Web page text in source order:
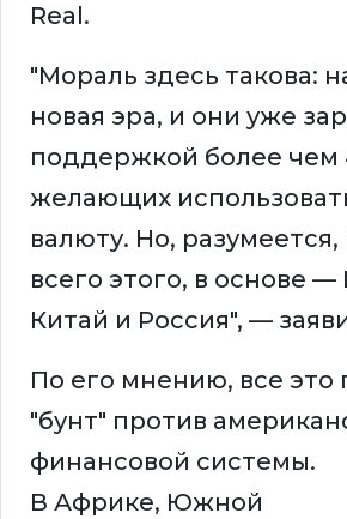
Real.
"Мораль здесь такова:
новая эра, и они уже
поддержкой более чем
желающих
валюту. Но,
всего этого, в основе
Китай и Россия", —
По его мнению, все это
"бунт" против
финансовой системы.
В Африке, Южной